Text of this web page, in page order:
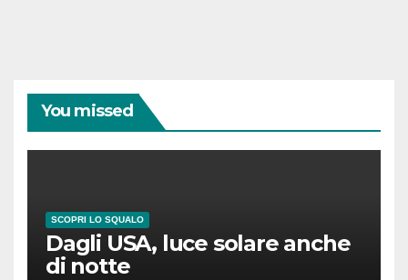
You missed
SCOPRI LO SQUALO
Dagli USA, luce solare anche
di notte